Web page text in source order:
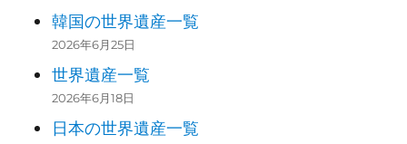
韓国の世界遺産一覧
2026年6月25日
世界遺産一覧
2026年6月18日
日本の世界遺産一覧